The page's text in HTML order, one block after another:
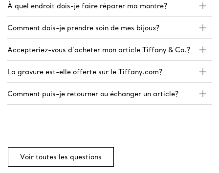
À quel endroit dois-je faire réparer ma montre?
Comment dois-je prendre soin de mes bijoux?
Accepteriez-vous d’acheter mon article Tiffany & Co.?
La gravure est-elle offerte sur le Tiffany.com?
Comment puis-je retourner ou échanger un article?
Voir toutes les questions